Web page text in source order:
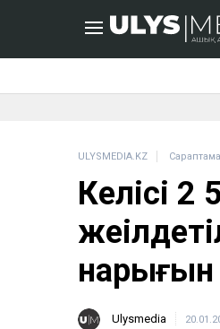
ULYSMEDIA.KZ Сараптама
Келісі 2
Ulysmedia